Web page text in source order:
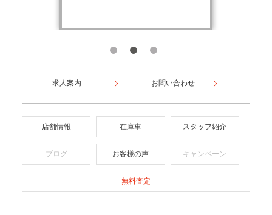
求人案内 お問い合わせ
店舗情報 在庫車 スタッフ紹介
ブログ お客様の声 キャンペーン
無料査定